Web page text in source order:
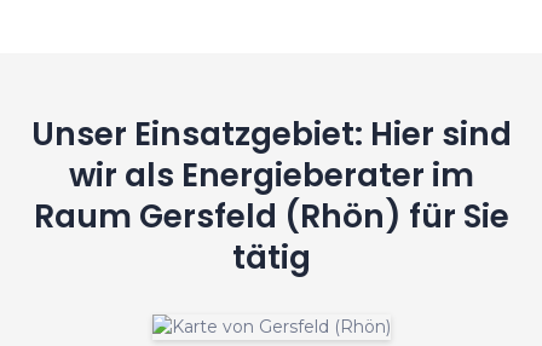
Unser Einsatzgebiet: Hier sind
wir als Energieberater im
Raum Gersfeld (Rhön) für Sie
tätig